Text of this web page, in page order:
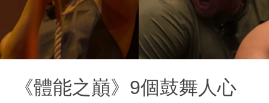
《體能之巔》9個鼓舞人心